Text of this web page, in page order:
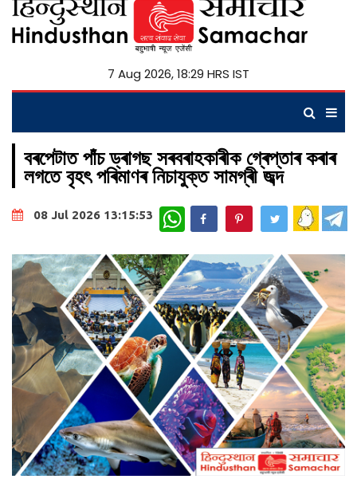
7 Aug 2026, 18:29 HRS IST
বৰপেটাত পাঁচ ড্ৰাগছ সৰবৰাহকাৰীক গ্ৰেপ্তাৰ কৰাৰ
লগতে বৃহৎ পৰিমাণৰ নিচাযুক্ত সামগ্ৰী জব্দ
08 Jul 2026 13:15:53 WhatsApp